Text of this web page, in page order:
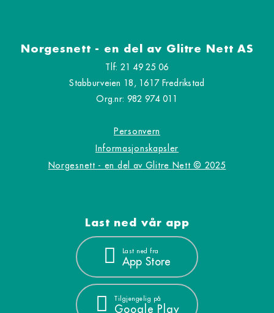
Norgesnett - en del av Glitre Nett AS
Tlf: 21 49 25 06
Stabburveien 18, 1617 Fredrikstad
Org.nr: 982 974 011
Personvern
Informasjonskapsler
Norgesnett - en del av Glitre Nett © 2025
Last ned vår app
Last ned fra
App Store
Tilgjengelig på
Google Play